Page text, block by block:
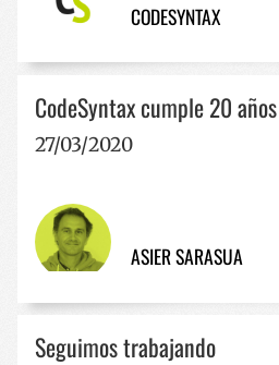
CODESYNTAX
CodeSyntax cumple 20 años
27/03/2020
ASIER SARASUA
Seguimos trabajando